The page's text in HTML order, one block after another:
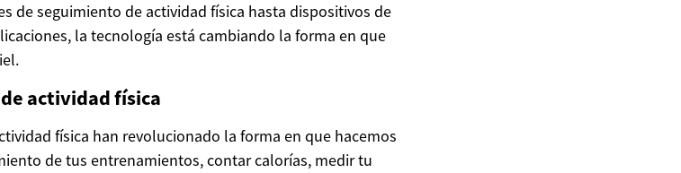
de seguimiento de actividad física hasta dispositivos de
la tecnología está cambiando la forma en que
actividad física
física han revolucionado la forma en que hacemos
de tus entrenamientos, contar calorías, medir tu